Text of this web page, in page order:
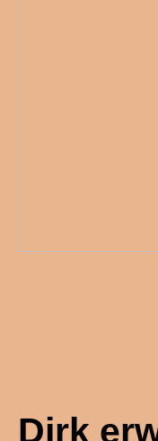
Dirk